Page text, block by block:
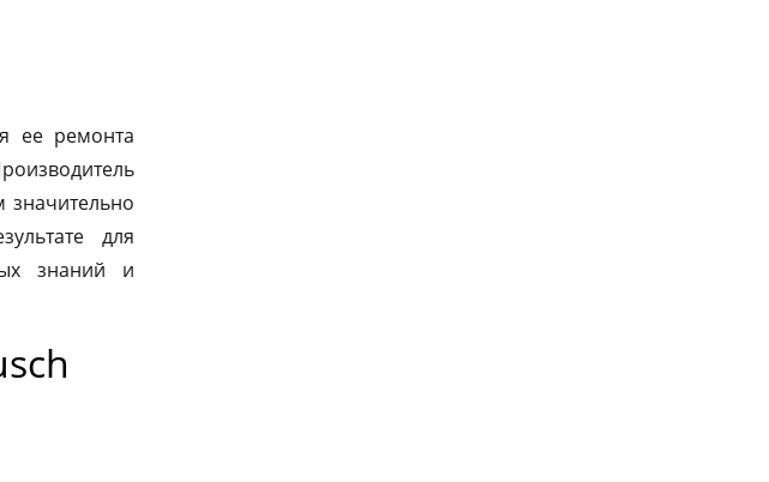
ее ремонта
для
знаний и